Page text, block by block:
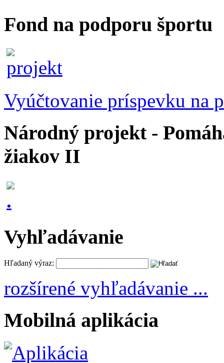
Fond na podporu športu
Vyúčtovanie príspevku na
Národný projekt -
žiakov II
Vyhľadávanie
Hľadaný výraz:
rozšírené vyhľadávanie ...
Mobilná aplikácia